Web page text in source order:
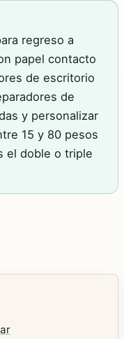
regreso a
papel contacto
de escritorio
de
y personalizar
15 y 80 pesos
el doble o triple